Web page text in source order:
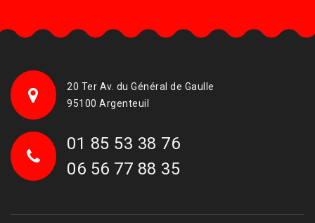
20 Ter Av. du Général de Gaulle
95100 Argenteuil
01 85 53 38 76
06 56 77 88 35